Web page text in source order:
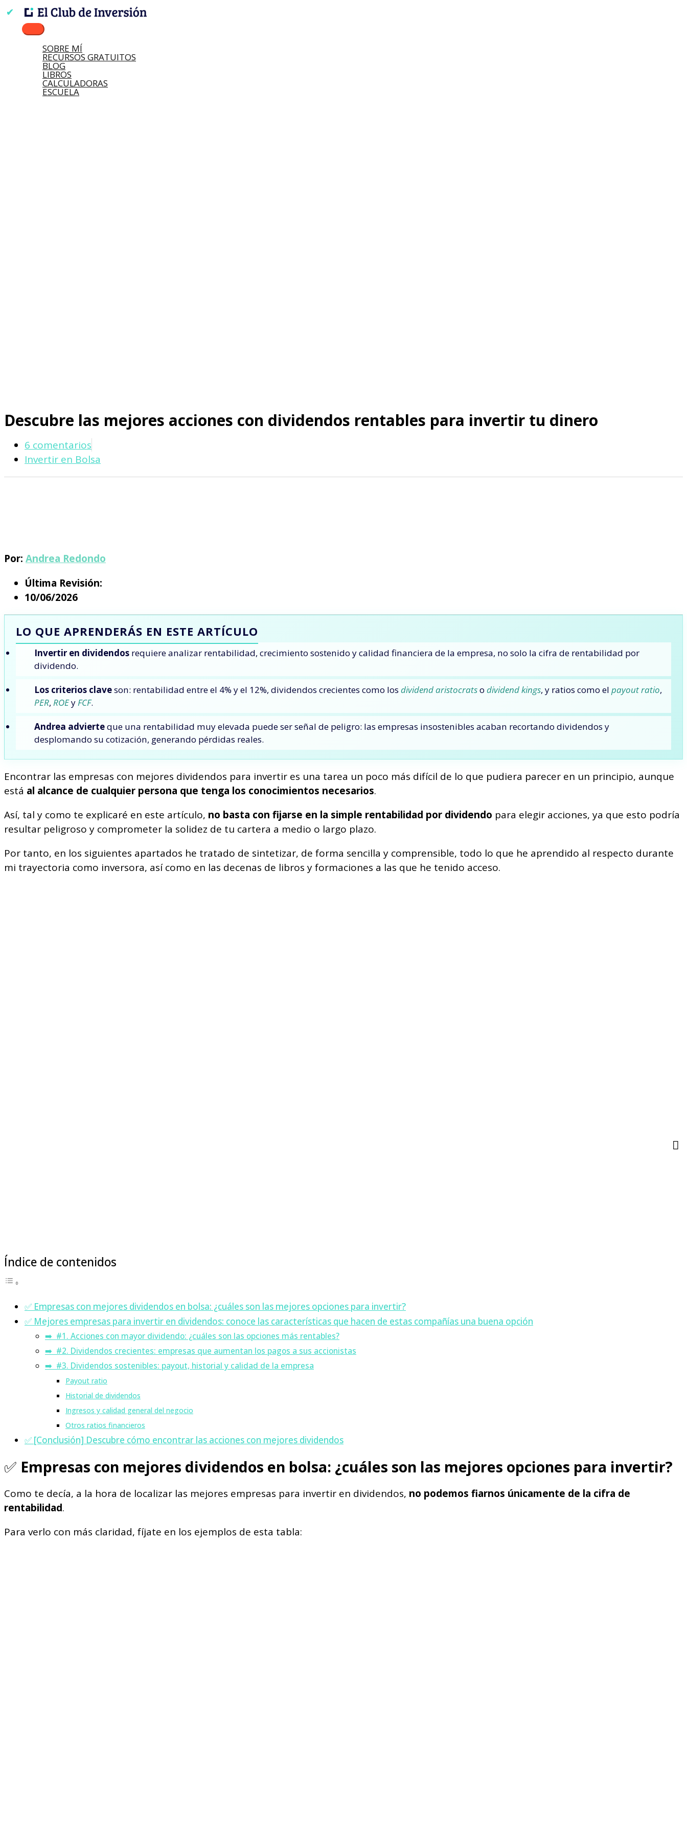
contenido
Menú
principal
SOBRE MÍ
RECURSOS GRATUITOS
BLOG
LIBROS
CALCULADORAS
ESCUELA
Descubre las mejores acciones con dividendos rentables para invertir tu dinero
6 comentarios
Invertir en Bolsa
Por: Andrea Redondo
Última Revisión:
10/06/2026
LO QUE APRENDERÁS EN ESTE ARTÍCULO
Invertir en dividendos requiere analizar rentabilidad, crecimiento sostenido y calidad financiera de la empresa, no solo la cifra de rentabilidad por
dividendo.
Los criterios claveson: rentabilidad entre el 4% y el 12%, dividendos crecientes como los dividend aristocratsodividend kings, y ratios como el payout ratio,
PER, ROEyFCF.
Andrea advierteque una rentabilidad muy elevada puede ser señal de peligro: las empresas insostenibles acaban recortando dividendos y
desplomando su cotización, generando pérdidas reales.
Encontrar las empresas con mejores dividendos para invertir es una tarea un poco más difícil de lo que pudiera parecer en un principio, aunque
está al alcance de cualquier persona que tenga los conocimientos necesarios.
Así, tal y como te explicaré en este artículo, no basta con fijarse en la simple rentabilidad por dividendo para elegir acciones, ya que esto podría
resultar peligroso y comprometer la solidez de tu cartera a medio o largo plazo.
Por tanto, en los siguientes apartados he tratado de sintetizar, de forma sencilla y comprensible, todo lo que he aprendido al respecto durante
mi trayectoria como inversora, así como en las decenas de libros y formaciones a las que he tenido acceso.
Índice de contenidos
✅ Empresas con mejores dividendos en bolsa: ¿cuáles son las mejores opciones para invertir?
✅ Mejores empresas para invertir en dividendos: conoce las características que hacen de estas compañías una buena opción
➡️ #1. Acciones con mayor dividendo: ¿cuáles son las opciones más rentables?
➡️ #2. Dividendos crecientes: empresas que aumentan los pagos a sus accionistas
➡️ #3. Dividendos sostenibles: payout, historial y calidad de la empresa
Payout ratio
Historial de dividendos
Ingresos y calidad general del negocio
Otros ratios financieros
✅ [Conclusión] Descubre cómo encontrar las acciones con mejores dividendos
✅ Empresas con mejores dividendos en bolsa: ¿cuáles son las mejores opciones para invertir?
Como te decía, a la hora de localizar las mejores empresas para invertir en dividendos, no podemos fiarnos únicamente de la cifra de
rentabilidad.
Para verlo con más claridad, fíjate en los ejemplos de esta tabla:
Nombre*
Correo
electrónico*
Web
Escribe
aquí...
Buscar